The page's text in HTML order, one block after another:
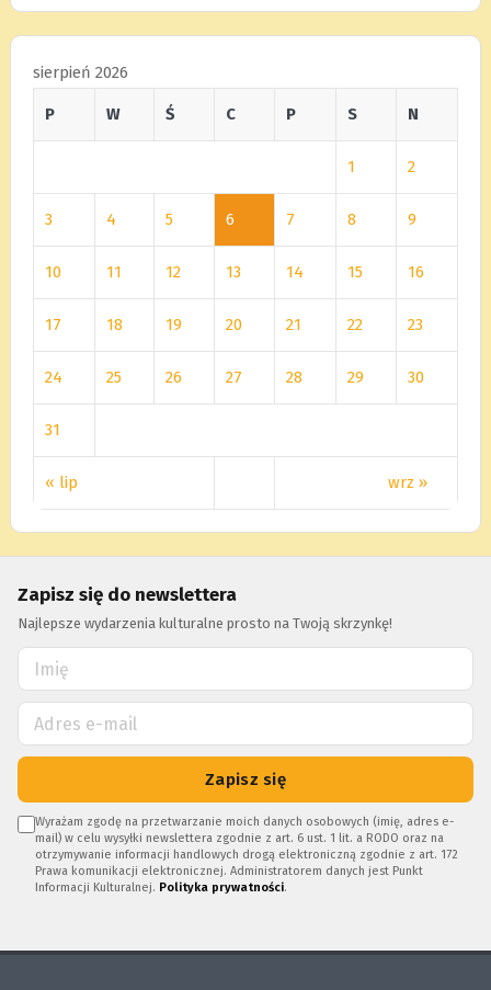
sierpień 2026
P W Ś C P S N
« lip wrz »
1 2
3 4 5 6 7 8 9
10 11 12 13 14 15 16
17 18 19 20 21 22 23
24 25 26 27 28 29 30
31
Zapisz się do newslettera
Najlepsze wydarzenia kulturalne prosto na Twoją skrzynkę!
Zapisz się
Wyrażam zgodę na przetwarzanie moich danych osobowych (imię, adres e-
mail) w celu wysyłki newslettera zgodnie z art. 6 ust. 1 lit. a RODO oraz na
otrzymywanie informacji handlowych drogą elektroniczną zgodnie z art. 172
Prawa komunikacji elektronicznej. Administratorem danych jest Punkt
Informacji Kulturalnej. Polityka prywatności.